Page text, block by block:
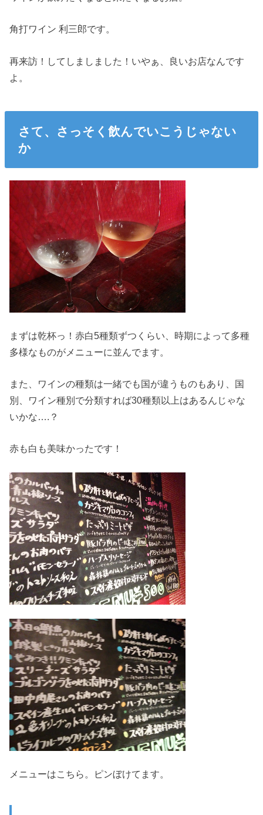
角打ワイン 利三郎です。
再来訪！してしましました！いやぁ、良いお店なんです
よ。
さて、さっそく飲んでいこうじゃない
か
まずは乾杯っ！赤白5種類ずつくらい、時期によって多種
多様なものがメニューに並んでます。
また、ワインの種類は一緒でも国が違うものもあり、国
別、ワイン種別で分類すれば30種類以上はあるんじゃな
いかな….？
赤も白も美味かったです！
メニューはこちら。ピンぼけてます。